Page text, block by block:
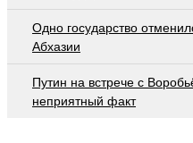
Одно государство
Абхазии
Путин на встрече с
неприятный факт